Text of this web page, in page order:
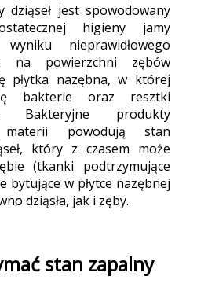
dziąseł jest spowodowany
higieny jamy
nieprawidłowego
na powierzchni zębów
płytka nazębna, w której
bakterie oraz resztki
Bakteryjne produkty
materii powodują stan
który z czasem może
(tkanki podtrzymujące
bytujące w płytce nazębnej
dziąsła, jak i zęby.
stan zapalny